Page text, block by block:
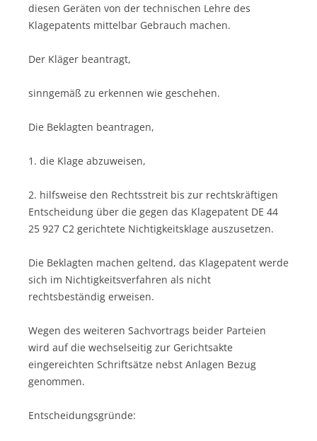
diesen Geräten von der technischen Lehre des
Klagepatents mittelbar Gebrauch machen.
Der Kläger beantragt,
sinngemäß zu erkennen wie geschehen.
Die Beklagten beantragen,
1. die Klage abzuweisen,
2. hilfsweise den Rechtsstreit bis zur rechtskräftigen
Entscheidung über die gegen das Klagepatent DE 44
25 927 C2 gerichtete Nichtigkeitsklage auszusetzen.
Die Beklagten machen geltend, das Klagepatent werde
sich im Nichtigkeitsverfahren als nicht
rechtsbeständig erweisen.
Wegen des weiteren Sachvortrags beider Parteien
wird auf die wechselseitig zur Gerichtsakte
eingereichten Schriftsätze nebst Anlagen Bezug
genommen.
Entscheidungsgründe: